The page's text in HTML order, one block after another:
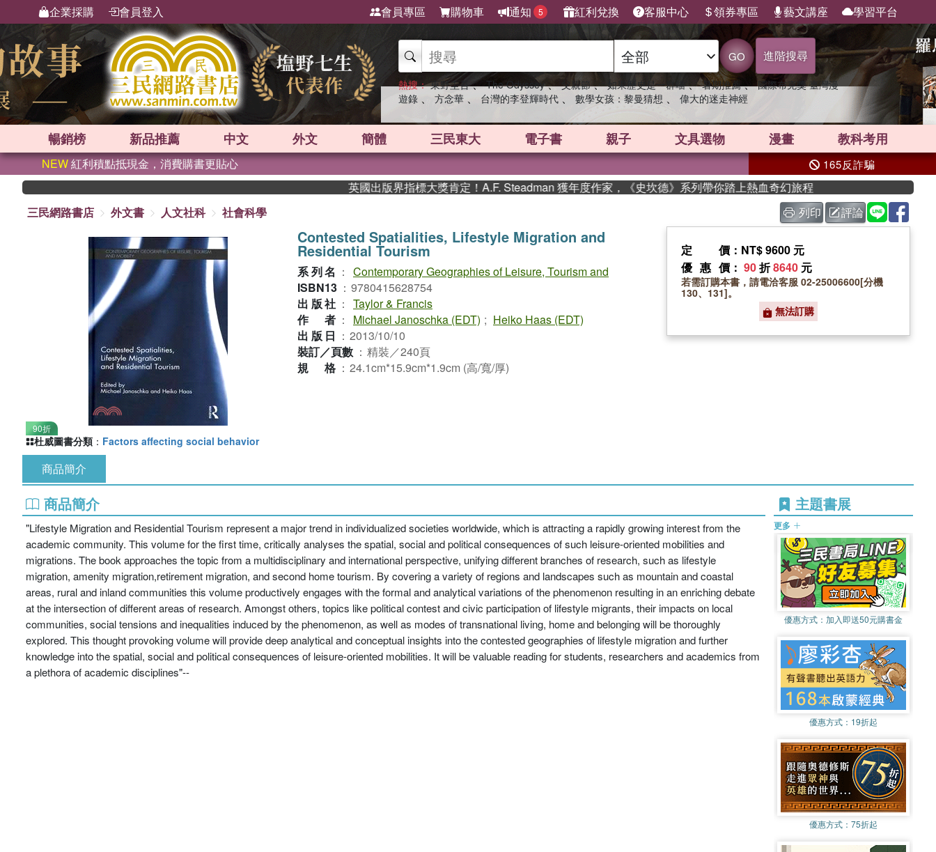
企業採購 會員登入 會員專區 購物車 通知 5 紅利兌換 客服中心 領券專區 藝文講座 學習平台
GO 進階搜尋
熱搜： 東野圭吾 、 The Odyssey 、 父親節 、 如果歷史是一群喵 、 暑期推薦 、 國際布克獎 臺灣漫
遊錄 、 方念華 、 台灣的李登輝時代 、 數學女孩：黎曼猜想 、 偉大的迷走神經
暢銷榜 新品推薦 中文 外文 簡體 三民東大 電子書 親子 文具選物 漫畫 教科考用
NEW紅利積點抵現金，消費購書更貼心 165反詐騙
英國出版界指標大獎肯定！A.F. Steadman 獲年度作家，《史坎德》系列帶你踏上熱血奇幻旅程
三民網路書店
外文書 人文社科 社會科學 列印 評論
90折
Contested Spatialities, Lifestyle Migration and
Residential Tourism
系列名 ： Contemporary Geographies of Leisure, Tourism and
ISBN13 ： 9780415628754
出版社 ： Taylor & Francis
作者 ： Michael Janoschka (EDT) ; Heiko Haas (EDT)
出版日 ： 2013/10/10
裝訂／頁數 ： 精裝／240頁
規格 ： 24.1cm*15.9cm*1.9cm (高/寬/厚)
定價 ：NT$ 9600 元
優惠價 ： 90折8640 元
若需訂購本書，請電洽客服 02-25006600[分機
130、131]。
無法訂購
杜威圖書分類 ： Factors affecting social behavior
商品簡介
商品簡介
"Lifestyle Migration and Residential Tourism represent a major trend in individualized societies worldwide, which is attracting a rapidly growing interest from the
academic community. This volume for the first time, critically analyses the spatial, social and political consequences of such leisure-oriented mobilities and
migrations. The book approaches the topic from a multidisciplinary and international perspective, unifying different branches of research, such as lifestyle
migration, amenity migration,retirement migration, and second home tourism. By covering a variety of regions and landscapes such as mountain and coastal
areas, rural and inland communities this volume productively engages with the formal and analytical variations of the phenomenon resulting in an enriching debate
at the intersection of different areas of research. Amongst others, topics like political contest and civic participation of lifestyle migrants, their impacts on local
communities, social tensions and inequalities induced by the phenomenon, as well as modes of transnational living, home and belonging will be thoroughly
explored. This thought provoking volume will provide deep analytical and conceptual insights into the contested geographies of lifestyle migration and further
knowledge into the spatial, social and political consequences of leisure-oriented mobilities. It will be valuable reading for students, researchers and academics from
a plethora of academic disciplines"--
主題書展
更多
優惠方式： 加入即送50元購書金
優惠方式： 19折起
優惠方式： 75折起